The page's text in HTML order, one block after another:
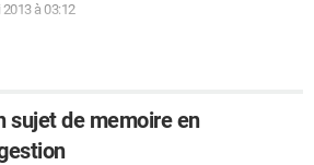
à 03:12
sujet de memoire en